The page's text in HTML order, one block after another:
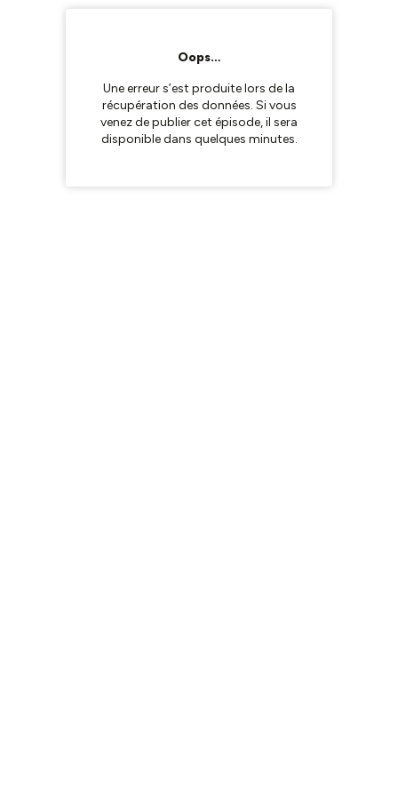
Oops…
Une erreur s’est produite lors de la
récupération des données. Si vous
venez de publier cet épisode, il sera
disponible dans quelques minutes.